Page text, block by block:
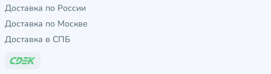
Доставка по России
Доставка по Москве
Доставка в СПБ